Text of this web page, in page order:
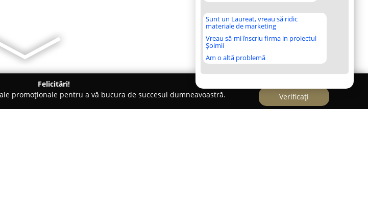
Sunt un Laureat, vreau să ridic
materiale de marketing
Vreau să-mi înscriu firma in proiectul
Șoimii
Am o altă problemă
Felicitări!
promoționale pentru a vă bucura de succesul dumneavoastră.
Verificați